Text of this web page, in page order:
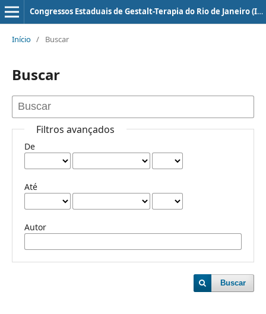
Congressos Estaduais de Gestalt-Terapia do Rio de Janeiro (ISSN: 2179-7439)
Início / Buscar
Buscar
Filtros avançados
De
Até
Autor
Buscar